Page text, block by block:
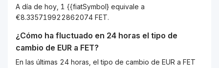
A día de hoy, 1 {{fiatSymbol} equivale a
€8.335719922862074 FET.
¿Cómo ha fluctuado en 24 horas el tipo de
cambio de EUR a FET?
En las últimas 24 horas, el tipo de cambio de EUR a FET